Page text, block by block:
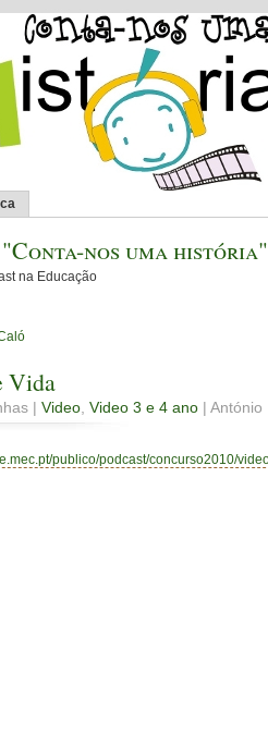
nos uma história"
na Educação
Vida
| Video, Video 3 e 4 ano |
publico/podcast/concurso2010/